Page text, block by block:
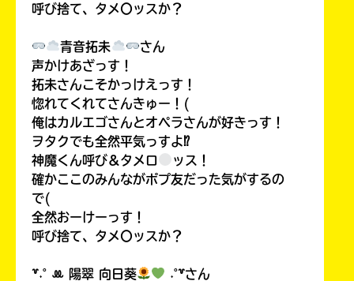
呼び捨て、タメ〇ッスか？
青音拓未
さん
声かけあざっす！
拓未さんこそかっけえっす！
惚れてくれてさんきゅー！(
俺はカルエゴさんとオペラさんが好きっす！
ヲタクでも全然平気っすよ⁉
神魔くん呼び＆タメロ
ッス！
確かここのみんながポプ友だった気がするの
で(
全然おーけーっす！
呼び捨て、タメ〇ッスか？
꒷˖˚ ꔛ‬ 陽翠 向日葵
˖˚꒷さん